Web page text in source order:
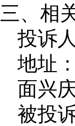
三、相
投诉
地址
面兴
被投